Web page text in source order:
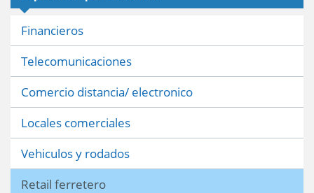
Financieros
Telecomunicaciones
Comercio distancia/ electronico
Locales comerciales
Vehiculos y rodados
Retail ferretero